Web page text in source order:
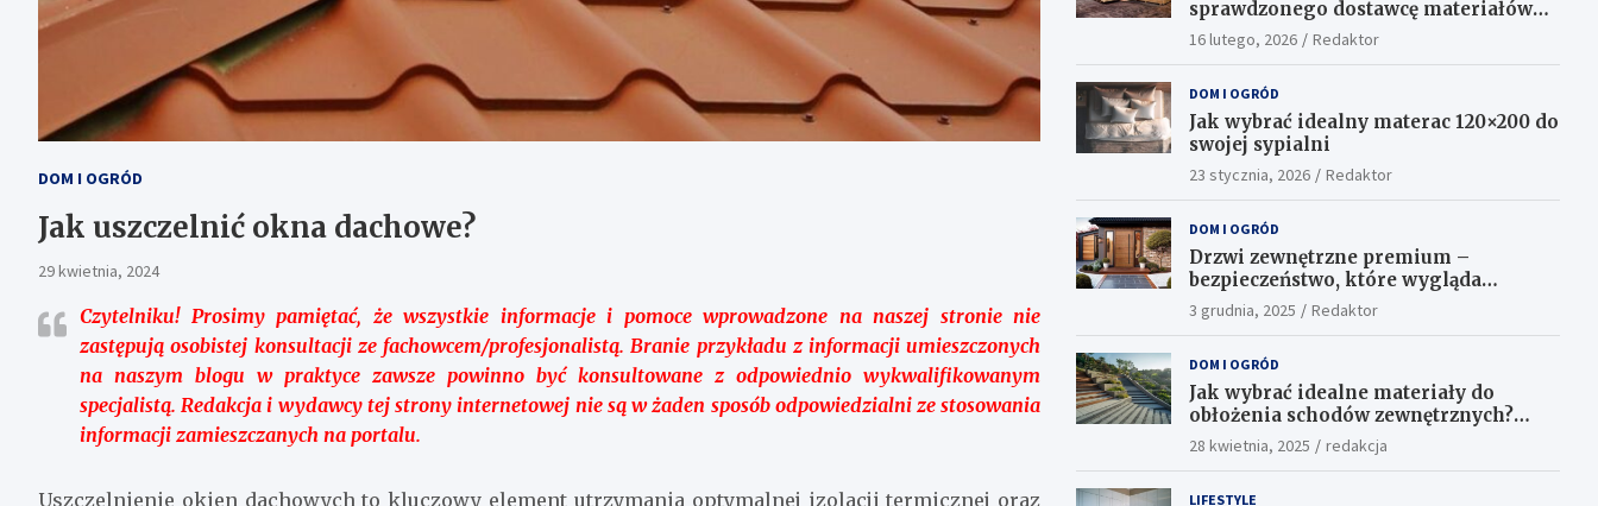
DOM I OGRÓD
Jak uszczelnić okna dachowe?
29 kwietnia, 2024
Czytelniku!Prosimy pamiętać, że wszystkie informacje i pomoce wprowadzone na naszej stronie nie
zastępują osobistej konsultacji ze fachowcem/profesjonalistą. Branie przykładu z informacji umieszczonych
na naszym blogu w praktyce zawsze powinno być konsultowane z odpowiednio wykwalifikowanym
specjalistą. Redakcja i wydawcy tej strony internetowej nie są w żaden sposób odpowiedzialni ze stosowania
informacji zamieszczanych na portalu.
Uszczelnienie okien dachowych to kluczowy element utrzymania optymalnej izolacji termicznej oraz
sprawdzonego dostawcę materiałów
konstrukcyjnych?
16 lutego, 2026 Redaktor
DOM I OGRÓD
Jak wybrać idealny materac 120×200 do
swojej sypialni
23 stycznia, 2026 Redaktor
DOM I OGRÓD
Drzwi zewnętrzne premium –
bezpieczeństwo, które wygląda
ekskluzywnie
3 grudnia, 2025 Redaktor
DOM I OGRÓD
Jak wybrać idealne materiały do
obłożenia schodów zewnętrznych?
Praktyczne porady i inspiracje
28 kwietnia, 2025 redakcja
LIFESTYLE